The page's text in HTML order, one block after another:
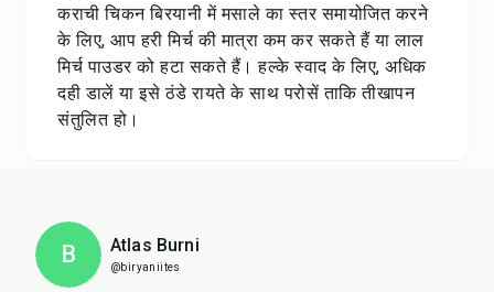
कराची चिकन बिरयानी में मसाले का स्तर समायोजित करने
के लिए, आप हरी मिर्च की मात्रा कम कर सकते हैं या लाल
मिर्च पाउडर को हटा सकते हैं। हल्के स्वाद के लिए, अधिक
दही डालें या इसे ठंडे रायते के साथ परोसें ताकि तीखापन
संतुलित हो।
B Atlas Burni
@biryaniites